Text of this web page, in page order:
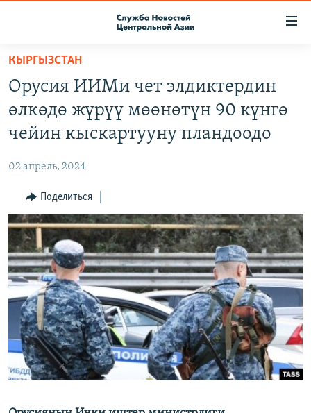
Вернуться
основному
содержанию
Вернутся
главной
навигации
Вернутся
поиску
ПОДПИСКА
КОНТАКТЫ
НАСТОЯЩЕЕ ВРЕМЯ
МИГРАНТ МЕДИА
КЫРГЫЗСТАН
Орусия ИИМи чет элдиктердин
өлкөдө жүрүү мөөнөтүн 90 күнгө
чейин кыскартууну пландоодо
02 апрель, 2024
Поделиться